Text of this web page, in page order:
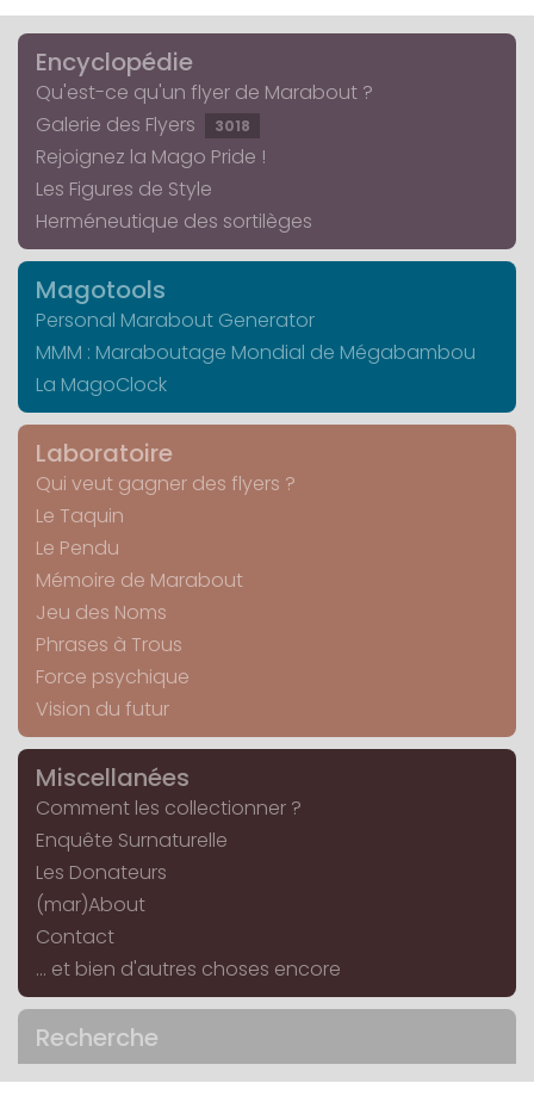
Encyclopédie
Qu'est-ce qu'un flyer de Marabout ?
Galerie des Flyers
3018
Rejoignez la Mago Pride !
Les Figures de Style
Herméneutique des sortilèges
Magotools
Personal Marabout Generator
MMM : Maraboutage Mondial de Mégabambou
La MagoClock
Laboratoire
Qui veut gagner des flyers ?
Le Taquin
Le Pendu
Mémoire de Marabout
Jeu des Noms
Phrases à Trous
Force psychique
Vision du futur
Miscellanées
Comment les collectionner ?
Enquête Surnaturelle
Les Donateurs
(mar)About
Contact
... et bien d'autres choses encore
Recherche